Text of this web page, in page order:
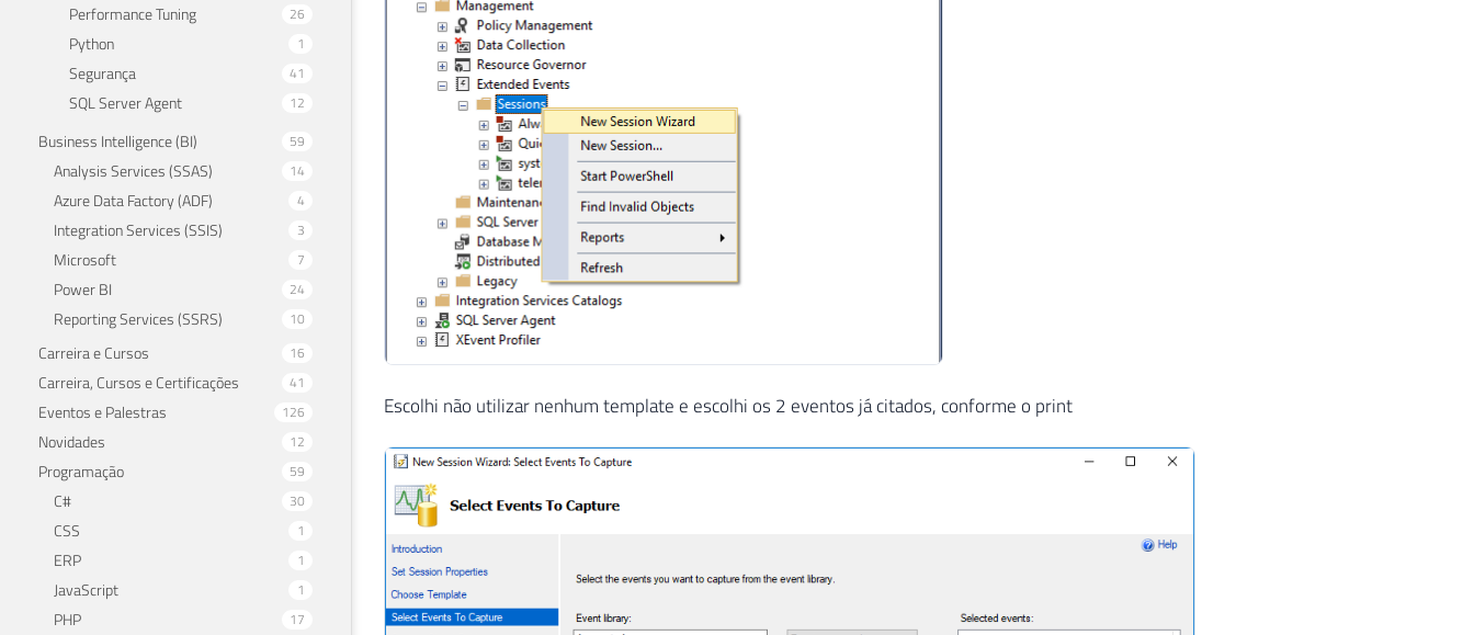
Performance Tuning 26
Python 1
Segurança 41
SQL Server Agent 12
Business Intelligence (BI) 59
Analysis Services (SSAS) 14
Azure Data Factory (ADF) 4
Integration Services (SSIS) 3
Microsoft 7
Power BI 24
Reporting Services (SSRS) 10
Carreira e Cursos 16
Carreira, Cursos e Certificações 41
Eventos e Palestras 126
Novidades 12
Programação 59
C# 30
CSS 1
ERP 1
JavaScript 1
PHP 17
Escolhi não utilizar nenhum template e escolhi os 2 eventos já citados, conforme o print